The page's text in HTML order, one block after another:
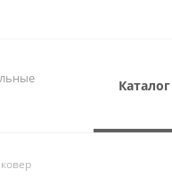
Каталог